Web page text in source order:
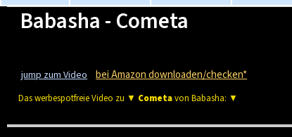
Babasha - Cometa
jump zum Video bei Amazon downloaden/checken*
Das werbespotfreie Video zu ▼ Cometavon Babasha: ▼